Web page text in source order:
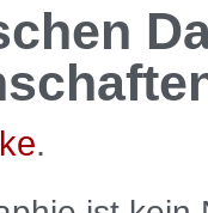
.